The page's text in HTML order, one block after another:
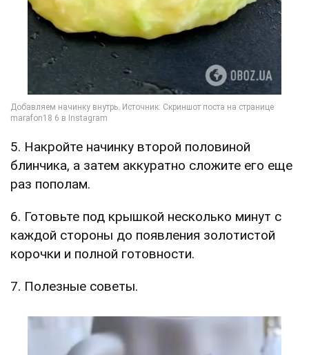
5. Накройте начинку второй половиной
блинчика, а затем аккуратно сложите его еще
раз пополам.
6. Готовьте под крышкой несколько минут с
каждой стороны до появления золотистой
корочки и полной готовности.
7. Полезные советы.